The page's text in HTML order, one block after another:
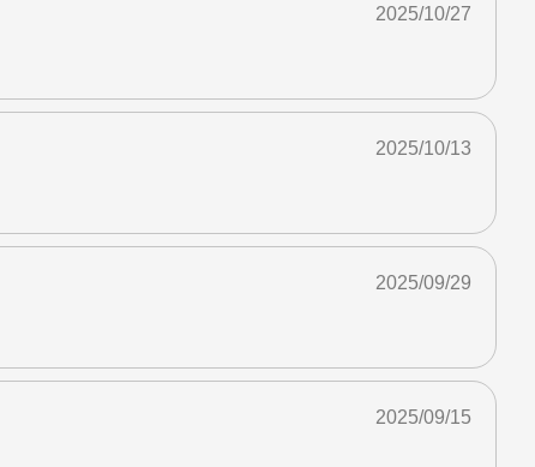
2025/10/27
2025/10/13
2025/09/29
2025/09/15